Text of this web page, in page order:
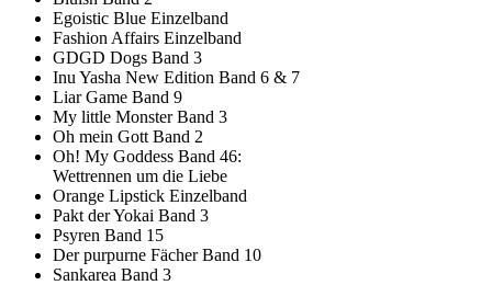
Egoistic Blue Einzelband
Fashion Affairs Einzelband
GDGD Dogs Band 3
Inu Yasha New Edition Band 6 & 7
Liar Game Band 9
My little Monster Band 3
Oh mein Gott Band 2
Oh! My Goddess Band 46:
Wettrennen um die Liebe
Orange Lipstick Einzelband
Pakt der Yokai Band 3
Psyren Band 15
Der purpurne Fächer Band 10
Sankarea Band 3